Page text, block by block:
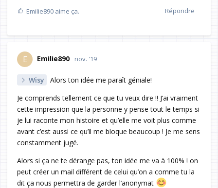
Répondre
Emilie890 aime ça.
E Emilie890 nov. '19
Wisy
Alors ton idée me paraît géniale!
Je comprends tellement ce que tu veux dire !! J’ai vraiment
cette impression que la personne y pense tout le temps si
je lui raconte mon histoire et qu’elle me voit plus comme
avant c’est aussi ce qu’il me bloque beaucoup ! Je me sens
constamment jugé.
Alors si ça ne te dérange pas, ton idée me va à 100% ! on
peut créer un mail différent de celui qu’on a comme tu la
dit ça nous permettra de garder l’anonymat